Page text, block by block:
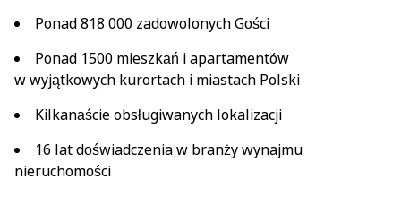
Ponad 818 000 zadowolonych Gości
Ponad 1500 mieszkań i apartamentów
w wyjątkowych kurortach i miastach Polski
Kilkanaście obsługiwanych lokalizacji
16 lat doświadczenia w branży wynajmu
nieruchomości